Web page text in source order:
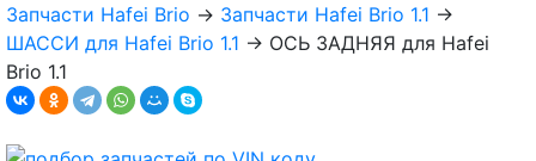
Запчасти Hafei Brio → Запчасти Hafei Brio 1.1 →
ШАССИ для Hafei Brio 1.1 → ОСЬ ЗАДНЯЯ для Hafei
Brio 1.1